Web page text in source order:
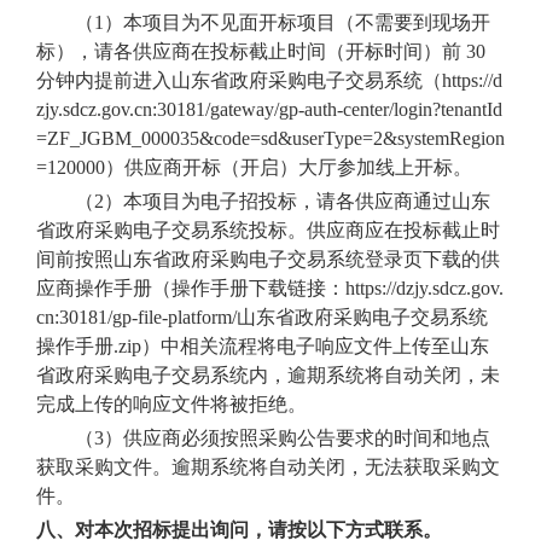
（1）本项目为不见面开标项目（不需要到现场开
标），请各供应商在投标截止时间（开标时间）前 30
分钟内提前进入山东省政府采购电子交易系统（https://d
zjy.sdcz.gov.cn:30181/gateway/gp-auth-center/login?tenantId
=ZF_JGBM_000035&code=sd&userType=2&systemRegion
=120000）供应商开标（开启）大厅参加线上开标。
（2）本项目为电子招投标，请各供应商通过山东
省政府采购电子交易系统投标。 供应商应在投标截止时
间前按照山东省政府采购电子交易系统登录页下载的供
应商操作手册（操作手册下载链接： https://dzjy.sdcz.gov.
cn:30181/gp-file-platform/山东省政府采购电子交易系统
操作手册.zip）中相关流程将电子响应文件上传至山东
省政府采购电子交易系统内，逾期系统将自动关闭，未
完成上传的响应文件将被拒绝。
（3）供应商必须按照采购公告要求的时间和地点
获取采购文件。 逾期系统将自动关闭，无法获取采购文
件。
八、对本次招标提出询问，请按以下方式联系。